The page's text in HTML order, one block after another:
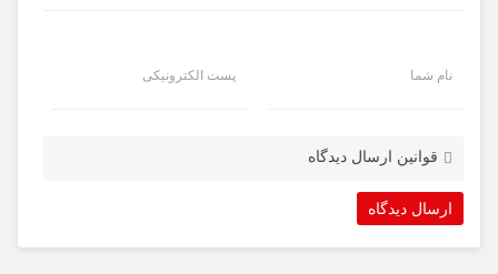
نام شما پست الکترونیکی
قوانین ارسال دیدگاه